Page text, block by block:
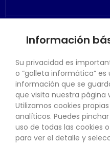
SU CUENTA
CONTACTO
Información
Su privacidad es
o “galleta informática”
información que se
que visita nuestra página
Utilizamos cookies
analíticos. Puedes
uso de todas las cookies
para ver el detalle y